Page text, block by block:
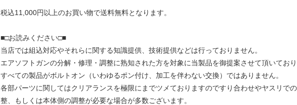
税込11,000円以上のお買い物で送料無料となります。
■□お読みください□■
当店では組込対応やそれらに関する知識提供、技術提供などは行っておりません。
エアソフトガンの分解・修理・調整に熟知された方を対象に当製品を御提案させて頂いてお
すべての製品がボルトオン（いわゆるポン付け、加工を伴わない交換）ではありません。
各部パーツに関してはクリアランスを極限にまでツメておりますのですり合わせやヤスリで
整、もしくは本体側の調整が必要な場合が多数ございます。